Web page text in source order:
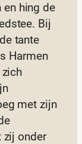
en hing de
Bij
tante
Harmen
zich
met zijn
zij onder